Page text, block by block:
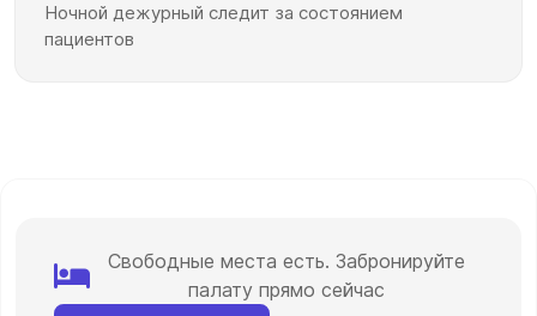
Ночной дежурный следит за состоянием
пациентов
Свободные места есть. Забронируйте
палату прямо сейчас